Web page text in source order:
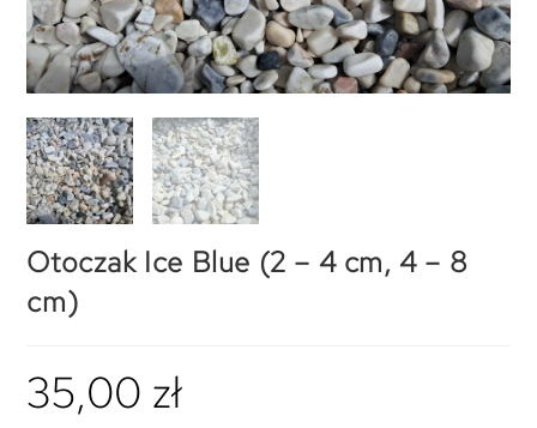
Otoczak Ice Blue (2 – 4 cm, 4 – 8
cm)
35,00 zł